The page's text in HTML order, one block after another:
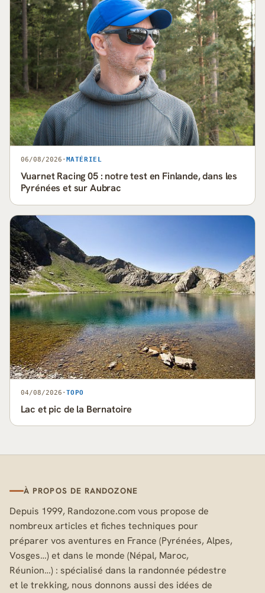
06/08/2026 · MATÉRIEL
Vuarnet Racing 05 : notre test en Finlande, dans les
Pyrénées et sur Aubrac
04/08/2026 · TOPO
Lac et pic de la Bernatoire
À PROPOS DE RANDOZONE
Depuis 1999, Randozone.com vous propose de
nombreux articles et fiches techniques pour
préparer vos aventures en France (Pyrénées, Alpes,
Vosges…) et dans le monde (Népal, Maroc,
Réunion…) : spécialisé dans la randonnée pédestre
et le trekking, nous donnons aussi des idées de